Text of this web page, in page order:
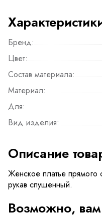
Бренд:
Цвет:
Состав материала:
Материал:
Для:
Вид изделия:
Описание
Женское платье прямого
рукав спущенный.
Возможно, вам